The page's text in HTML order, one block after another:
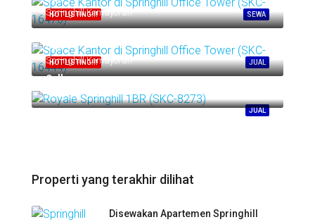
SEWA
HOT LISTING!!!
Springhill Kemayoran
JUAL
HOT LISTING!!!
Call
Springhill Kemayoran
JUAL
Call
Properti yang terakhir dilihat
Disewakan Apartemen Springhill